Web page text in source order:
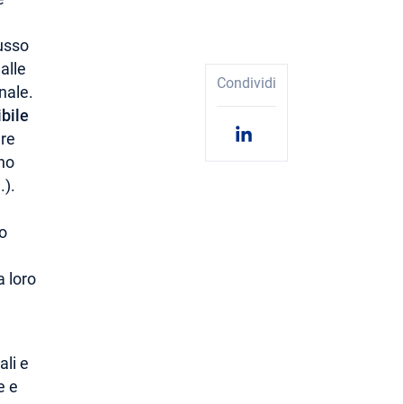
loro
e
e
Condividi